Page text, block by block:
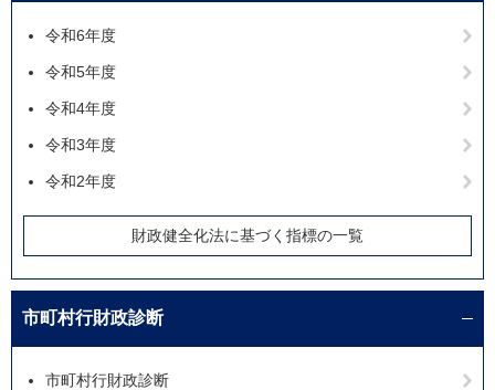
令和6年度
令和5年度
令和4年度
令和3年度
令和2年度
財政健全化法に基づく指標の一覧
市町村行財政診断
市町村行財政診断